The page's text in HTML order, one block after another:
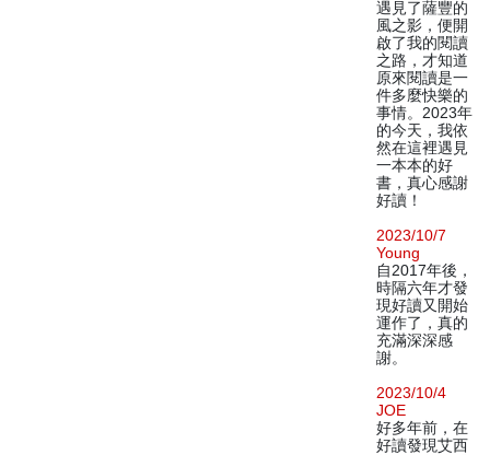
遇見了薩豐的
風之影，便開
啟了我的閱讀
之路，才知道
原來閱讀是一
件多麼快樂的
事情。2023年
的今天，我依
然在這裡遇見
一本本的好
書，真心感謝
好讀！
2023/10/7
Young
自2017年後，
時隔六年才發
現好讀又開始
運作了，真的
充滿深深感
謝。
2023/10/4
JOE
好多年前，在
好讀發現艾西